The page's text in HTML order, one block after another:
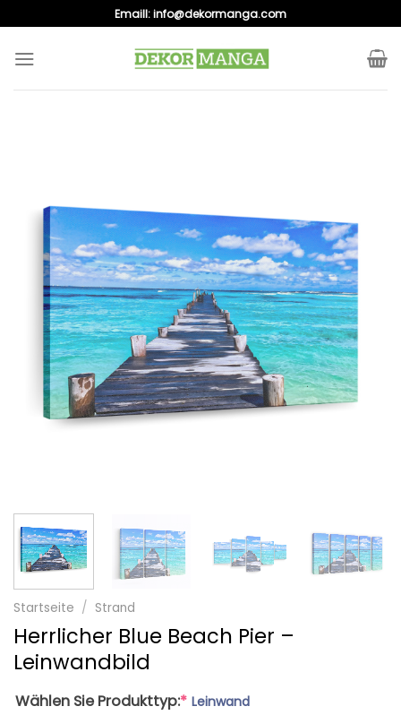
to
content
Emaill:info@dekormanga.com
Startseite / Strand
Herrlicher Blue Beach Pier –
Leinwandbild
Wählen Sie Produkttyp:* Leinwand